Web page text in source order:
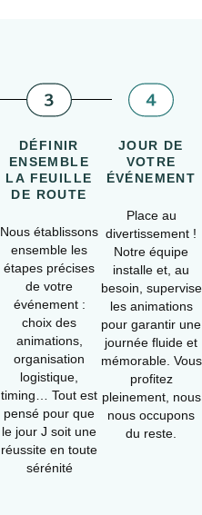
DÉFINIR
ENSEMBLE
LA FEUILLE
DE ROUTE
Nous établissons
ensemble les
étapes précises
de votre
événement :
choix des
animations,
organisation
logistique,
timing… Tout est
pensé pour que
le jour J soit une
réussite en toute
sérénité
JOUR DE
VOTRE
ÉVÉNEMENT
Place au
divertissement !
Notre équipe
installe et, au
besoin, supervise
les animations
pour garantir une
journée fluide et
mémorable. Vous
profitez
pleinement, nous
nous occupons
du reste.